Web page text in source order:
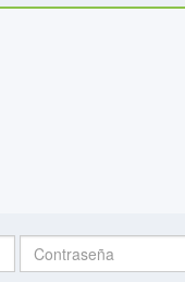
Contraseña: